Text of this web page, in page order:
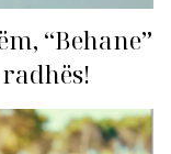
“Behane”